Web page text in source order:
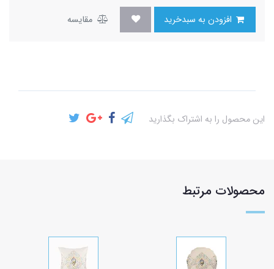
مقایسه
این محصول را به اشتراک بگذارید
محصولات مرتبط